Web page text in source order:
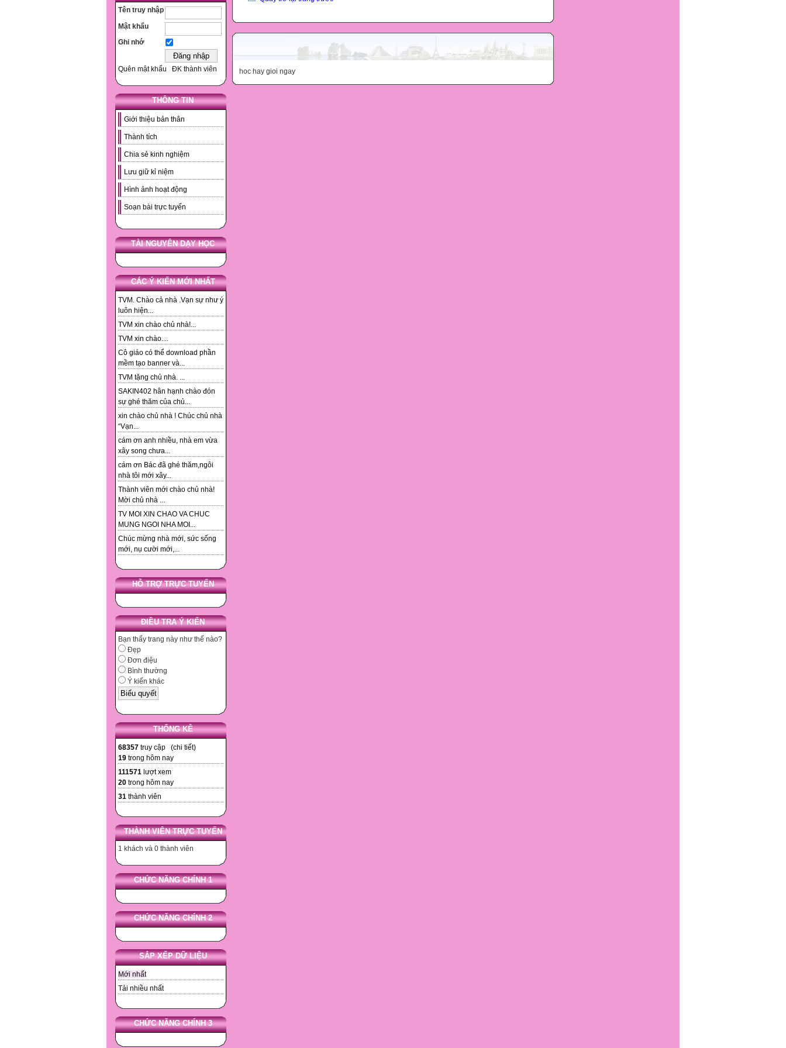
Tên truy nhập
Mật khẩu
Ghi nhớ
Quên mật khẩu ĐK thành viên
THÔNG TIN
Giới thiệu bản thân
Thành tích
Chia sẻ kinh nghiệm
Lưu giữ kỉ niệm
Hình ảnh hoạt động
Soạn bài trực tuyến
TÀI NGUYÊN DẠY HỌC
CÁC Ý KIẾN MỚI NHẤT
TVM. Chào cả nhà .Vạn sự như ý
luôn hiện...
TVM xin chào chủ nhà!...
TVM xin chào....
Cô giáo có thể download phần
mềm tạo banner và...
TVM tặng chủ nhà. ...
SAKIN402 hân hạnh chào đón
sự ghé thăm của chủ...
xin chào chủ nhà ! Chúc chủ nhà
“Vạn...
cám ơn anh nhiều, nhà em vừa
xây song chưa...
cám ơn Bác đã ghé thăm,ngôi
nhà tôi mới xây...
Thành viên mới chào chủ nhà!
Mời chủ nhà ...
TV MOI XIN CHAO VA CHUC
MUNG NGOI NHA MOI...
Chúc mừng nhà mới, sức sống
mới, nụ cười mới,...
HỖ TRỢ TRỰC TUYẾN
ĐIỀU TRA Ý KIẾN
Bạn thấy trang này như thế nào?
Đẹp
Đơn điệu
Bình thường
Ý kiến khác
THỐNG KÊ
68357 truy cập (chi tiết)
19 trong hôm nay
111571 lượt xem
20 trong hôm nay
31 thành viên
THÀNH VIÊN TRỰC TUYẾN
1 khách và 0 thành viên
CHỨC NĂNG CHÍNH 1
CHỨC NĂNG CHÍNH 2
SẮP XẾP DỮ LIỆU
Mới nhất
Tải nhiều nhất
CHỨC NĂNG CHÍNH 3
hoc hay gioi ngay